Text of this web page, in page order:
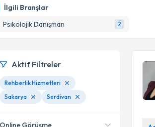
İlgili Branşlar
Psikolojik Danışman
2
Aktif Filtreler
Rehberlik Hizmetleri
Sakarya
Serdivan
Online Görüşme